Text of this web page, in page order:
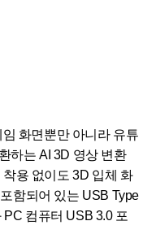
화면뿐만 아니라 유튜
하는 AI 3D 영상 변환
용 없이도 3D 입체 화
함되어 있는 USB Type
컴퓨터 USB 3.0 포